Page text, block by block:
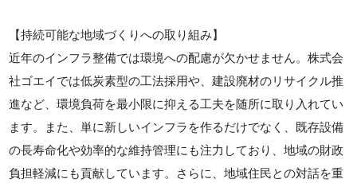
【持続可能な地域づくりへの取り組み】
近年のインフラ整備では環境への配慮が欠かせません。株式会
社ゴエイでは低炭素型の工法採用や、建設廃材のリサイクル推
進など、環境負荷を最小限に抑える工夫を随所に取り入れてい
ます。また、単に新しいインフラを作るだけでなく、既存設備
の長寿命化や効率的な維持管理にも注力しており、地域の財政
負担軽減にも貢献しています。さらに、地域住民との対話を重